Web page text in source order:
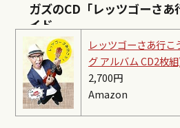
レッツゴーさあ行
グ アルバム CD2枚
2,700円
Amazon